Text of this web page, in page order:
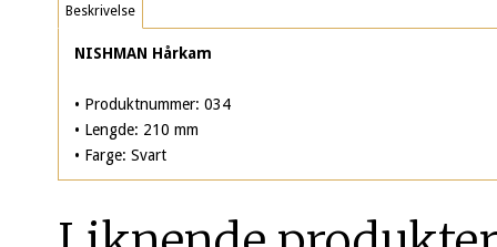
Beskrivelse
NISHMAN Hårkam
• Produktnummer: 034
• Lengde: 210 mm
• Farge: Svart